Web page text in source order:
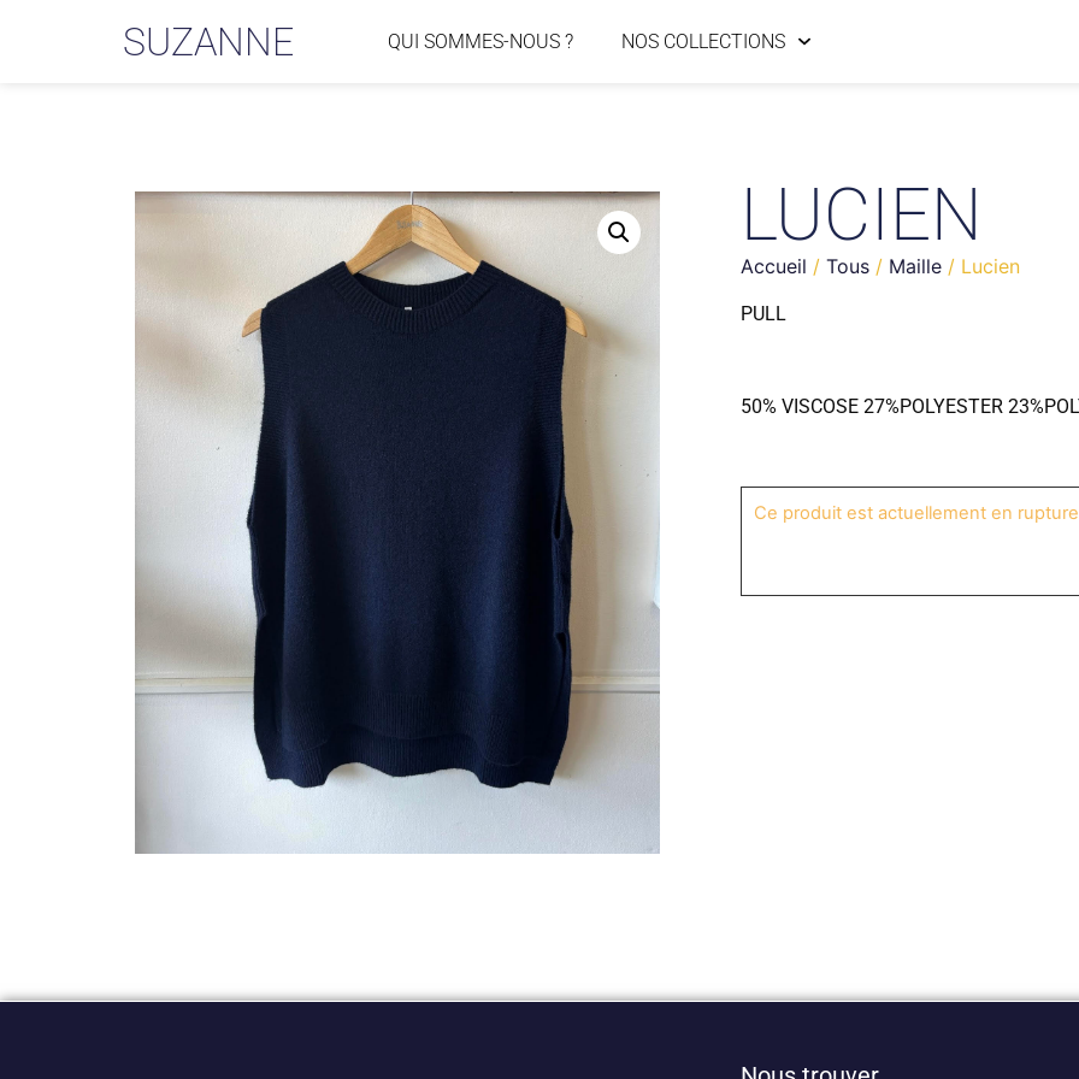
SUZANNE QUI SOMMES-NOUS ? NOS COLLECTIONS
LUCIEN
Accueil / Tous / Maille / Lucien
PULL
50% VISCOSE 27%POLYESTER
Ce produit est actuellement en